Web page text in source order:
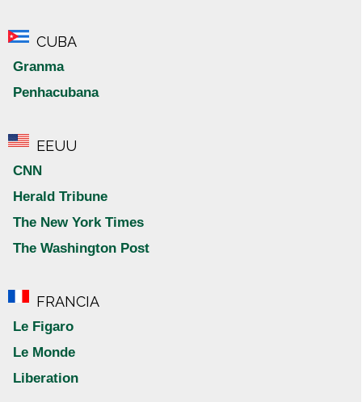
CUBA
Granma
Penhacubana
EEUU
CNN
Herald Tribune
The New York Times
The Washington Post
FRANCIA
Le Figaro
Le Monde
Liberation